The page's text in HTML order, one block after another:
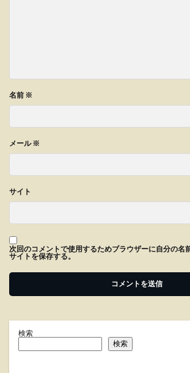
名前 ※
メール※
サイト
次回のコメントで使用するためブラウザーに自分の名
サイトを保存する。
検索
検索